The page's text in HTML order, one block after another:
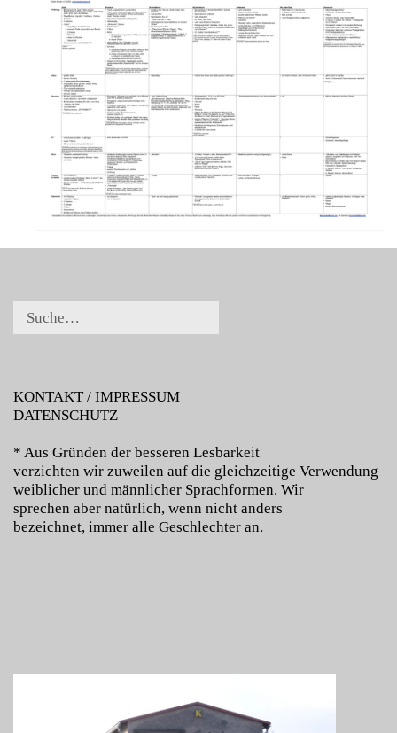
KONTAKT / IMPRESSUM
DATENSCHUTZ
* Aus Gründen der besseren Lesbarkeit
verzichten wir zuweilen auf die gleichzeitige Verwendung
weiblicher und männlicher Sprachformen. Wir
sprechen aber natürlich, wenn nicht anders
bezeichnet, immer alle Geschlechter an.